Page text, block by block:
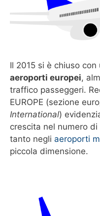
Il 2015 si è chiuso con
aeroporti europei,
traffico passeggeri.
EUROPE (sezione
International)
crescita nel numero
tanto negli aeroporti
piccola dimensione.